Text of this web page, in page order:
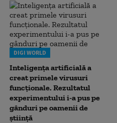
DIGI WORLD
Inteligența artificială a
creat primele virusuri
funcționale. Rezultatul
experimentului i-a pus pe
gânduri pe oamenii de
știință